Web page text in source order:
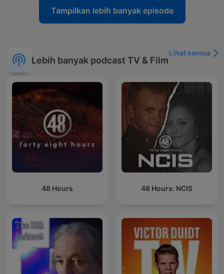
Tampilkan lebih banyak episode
Lebih banyak podcast TV & Film
Lihat semua
48 Hours 48 Hours: NCIS